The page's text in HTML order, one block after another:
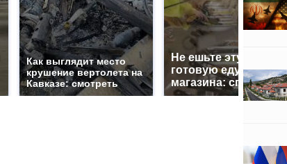
Как выглядит место
крушение вертолета на
Кавказе: смотреть
Не ешьте эту
готовую еду из
магазина: список